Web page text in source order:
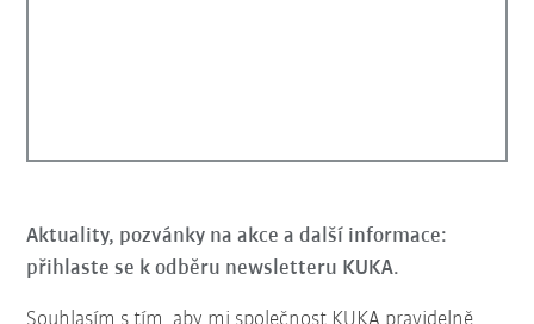
Aktuality, pozvánky na akce a další informace:
přihlaste se k odběru newsletteru KUKA.